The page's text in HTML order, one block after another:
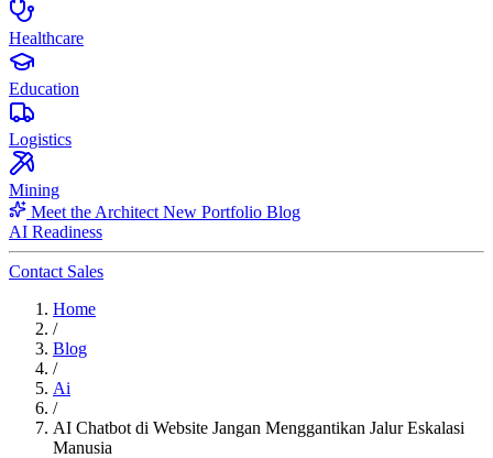
Healthcare
Education
Logistics
Mining
Meet the Architect New Portfolio Blog
AI Readiness
Contact Sales
Home
/
Blog
/
Ai
/
AI Chatbot di Website Jangan Menggantikan Jalur Eskalasi
Manusia